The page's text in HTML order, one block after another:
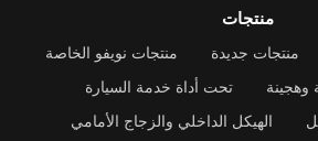
منتجات
منتجات نويفو الخاصة منتجات جديدة
تحت أداة خدمة السيارة
وهجينة
الهيكل الداخلي والزجاج الأمامي